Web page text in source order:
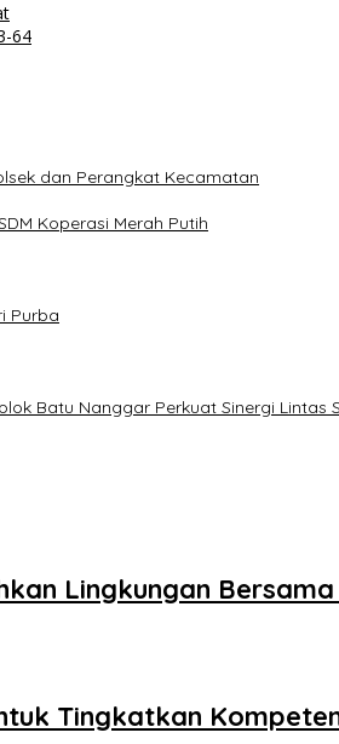
64
dan Perangkat Kecamatan
Koperasi Merah Putih
Purba
Batu Nanggar Perkuat Sinergi Lintas
Lingkungan
Tingkatkan